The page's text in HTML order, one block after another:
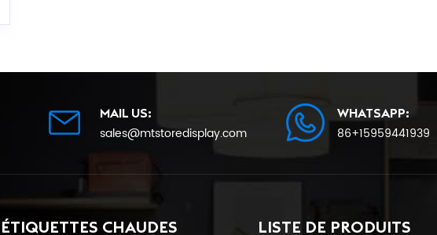
MAIL US:
sales@mtstoredisplay.com
WHATSAPP:
86+15959441939
ÉTIQUETTES CHAUDES LISTE DE PRODUITS